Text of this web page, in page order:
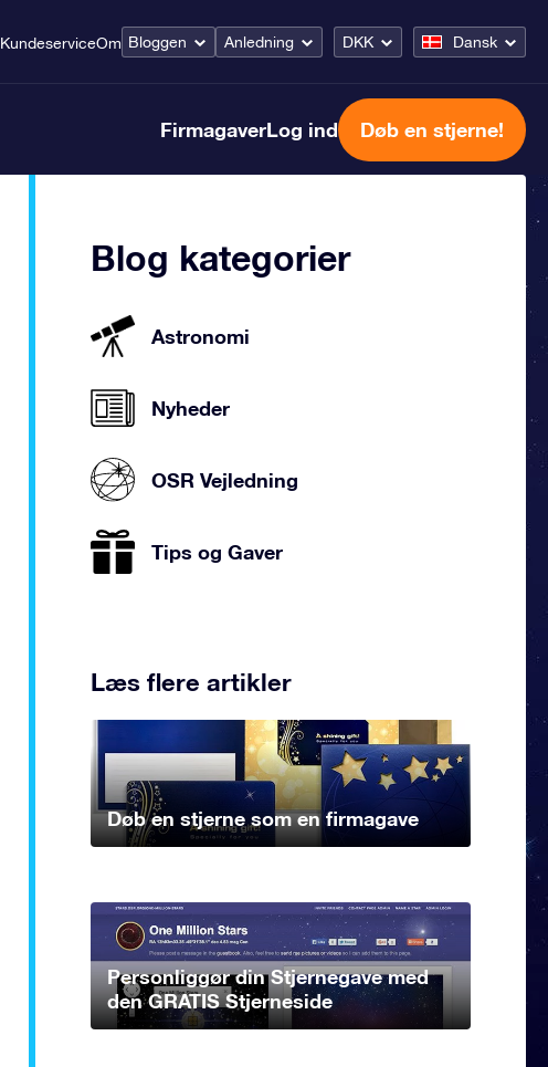
KundeserviceOm Bloggen Anledning DKK Dansk
FirmagaverLog ind Døb en stjerne!
Blog kategorier
Astronomi
Nyheder
OSR Vejledning
Tips og Gaver
Læs flere artikler
Døb en stjerne som en firmagave
Personliggør din Stjernegave med
den GRATIS Stjerneside